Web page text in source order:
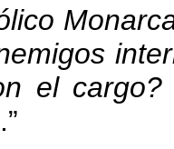
el cargo?
.”